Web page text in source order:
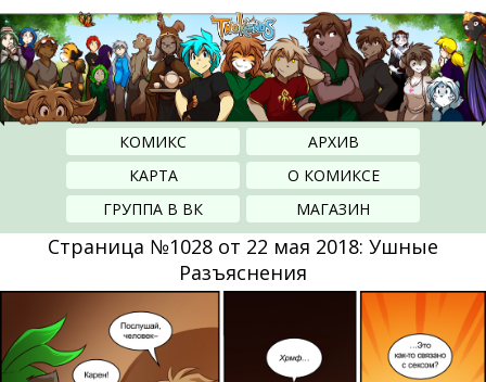
КОМИКС
АРХИВ
КАРТА
О КОМИКСЕ
ГРУППА В ВК
МАГАЗИН
Страница №1028 от 22 мая 2018: Ушные
Разъяснения